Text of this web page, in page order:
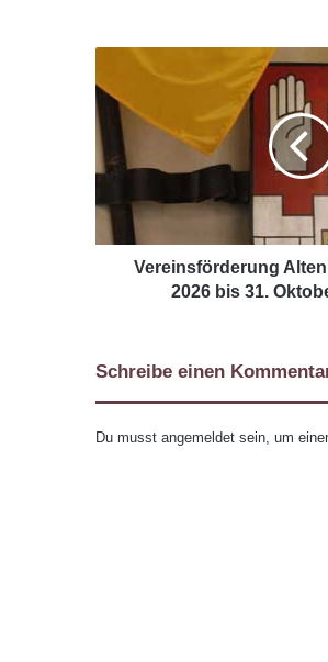
Vereinsförderung
2026 bis 31.
Schreibe einen
Du musst angemeldet sein, um